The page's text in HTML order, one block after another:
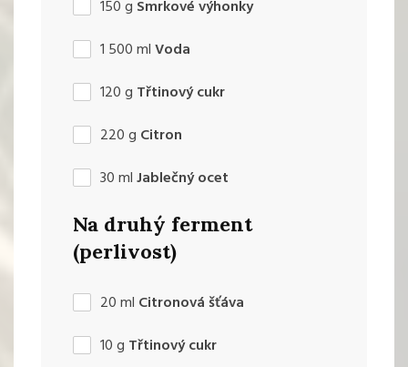
150g Smrkové výhonky
1 500mlVoda
120g Třtinový cukr
220g Citron
30mlJablečný ocet
Na druhý ferment
(perlivost)
20ml Citronová šťáva
10g Třtinový cukr